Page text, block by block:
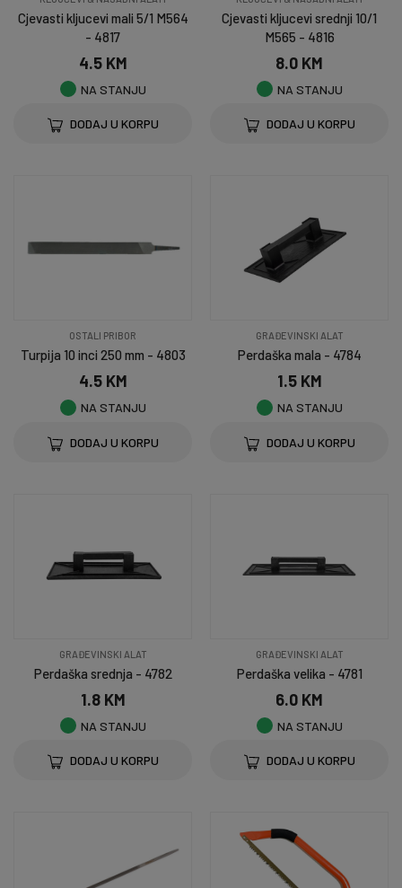
Cjevasti kljucevi mali 5/1 M564
- 4817
4.5 KM
NA STANJU
DODAJ U KORPU
Cjevasti kljucevi srednji 10/1
M565 - 4816
8.0 KM
NA STANJU
DODAJ U KORPU
OSTALI PRIBOR
Turpija 10 inci 250 mm - 4803
4.5 KM
NA STANJU
DODAJ U KORPU
GRAĐEVINSKI ALAT
Perdaška mala - 4784
1.5 KM
NA STANJU
DODAJ U KORPU
GRAĐEVINSKI ALAT
Perdaška srednja - 4782
1.8 KM
NA STANJU
DODAJ U KORPU
GRAĐEVINSKI ALAT
Perdaška velika - 4781
6.0 KM
NA STANJU
DODAJ U KORPU